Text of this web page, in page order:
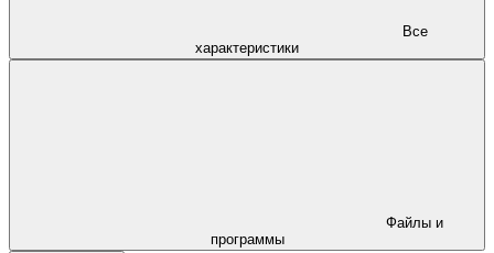
характеристики
программы